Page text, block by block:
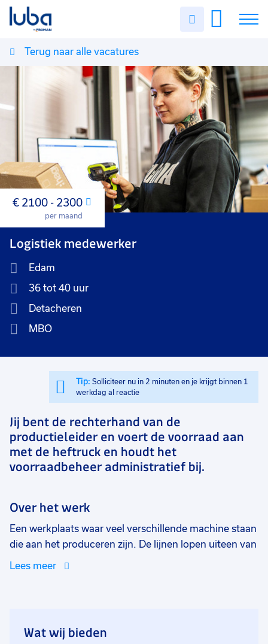
Uren
Vacatures
Over ons
Voor werkgevers
Contact
Terug naar alle vacatures
Maand
€ 2100 - 2300
per maand
Logistiek medewerker
Edam
36 tot 40 uur
Detacheren
MBO
Tip: Solliciteer nu in 2 minuten en je krijgt binnen 1
werkdag al reactie
Jij bent de rechterhand van de
productieleider en voert de voorraad aan
met de heftruck en houdt het
voorraadbeheer administratief bij.
Over het werk
Een werkplaats waar veel verschillende machine staan
die aan het produceren zijn. De lijnen lopen uiteen van
kort tot langer en per lijn zijn er 1 tot 7 medewerkers
klanten. Iedere lijn wordt bevoorraad aan de hand van
Lees meer
Wat wij bieden